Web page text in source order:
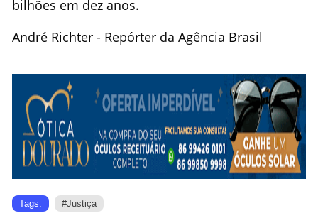
bilhões em dez anos.
André Richter - Repórter da Agência Brasil
Tags: #Justiça